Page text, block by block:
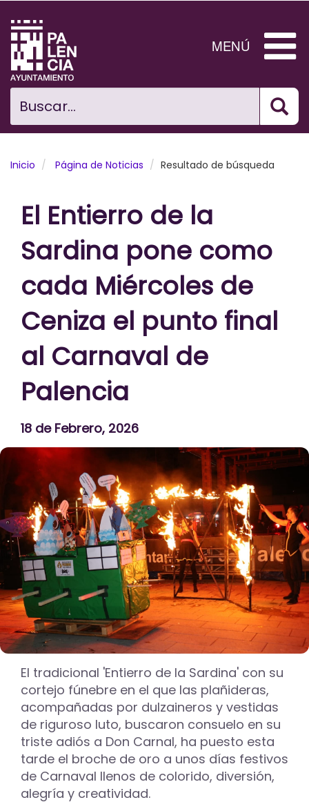
contenido
principal
Buscar...
MENÚ
Ciudad
El Ayuntamiento
Noticias
Areas municipales
Tramita
Inicio Página de Noticias Resultado de búsqueda
El Entierro de la
Sardina pone como
cada Miércoles de
Ceniza el punto final
al Carnaval de
Palencia
18 de Febrero, 2026
El tradicional 'Entierro de la Sardina' con su
cortejo fúnebre en el que las plañideras,
acompañadas por dulzaineros y vestidas
de riguroso luto, buscaron consuelo en su
triste adiós a Don Carnal, ha puesto esta
tarde el broche de oro a unos días festivos
de Carnaval llenos de colorido, diversión,
alegría y creatividad.